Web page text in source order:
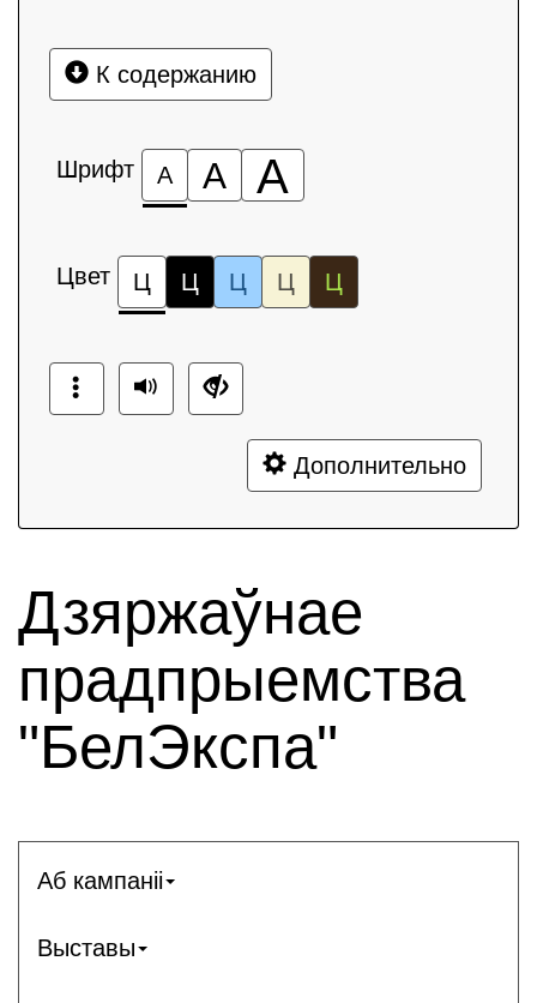
К содержанию
Шрифт А А А
Цвет Ц Ц Ц Ц Ц
Дополнительно
Дзяржаўнае
прадпрыемства
"БелЭкспа"
Аб кампаніі
Выставы